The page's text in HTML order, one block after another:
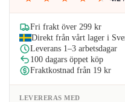
var:
79kr.
Fri frakt över 299 kr
Direkt från vårt lager i
Leverans 1–3 arbetsdagar
100 dagars öppet köp
Fraktkostnad från 19 kr
LEVERERAS MED